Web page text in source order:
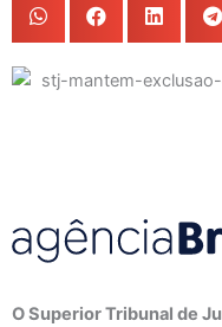
O Superior Tribunal de